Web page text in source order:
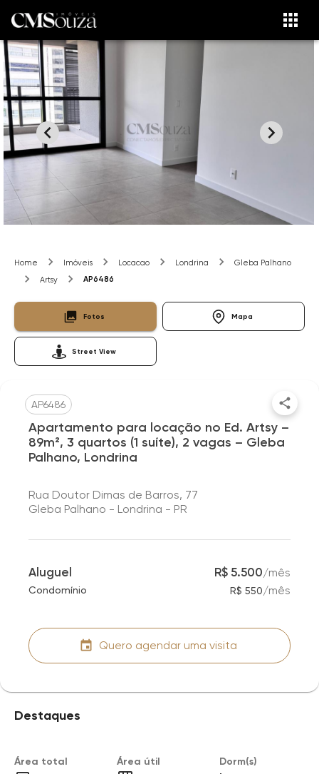
Home Imóveis Locacao Londrina
Gleba Palhano
Artsy
AP6486
Fotos Mapa
Street View
AP6486
Apartamento para locação no Ed. Artsy –
89m², 3 quartos (1 suíte), 2 vagas – Gleba
Palhano, Londrina
Rua Doutor Dimas de Barros, 77
Gleba Palhano - Londrina - PR
Aluguel R$ 5.500/mês
Condomínio R$ 550/mês
Quero agendar uma visita
Destaques
Área total Área útil Dorm(s)